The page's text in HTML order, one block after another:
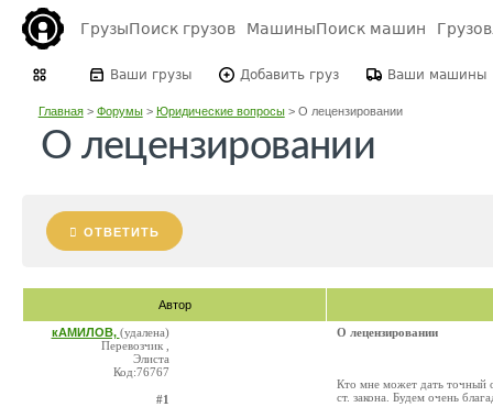
ГрузыПоиск грузов МашиныПоиск машин
Ваши грузы Добавить груз Ваши машины
Главная> Форумы> Юридические вопросы> О лецензировании
О лецензировании
ОТВЕТИТЬ
Автор
кАМИЛОВ, (удалена)
Перевозчик ,
Элиста
Код:76767
#1
О лецензировании
Кто мне может дать точный
ст. закона. Будем очень